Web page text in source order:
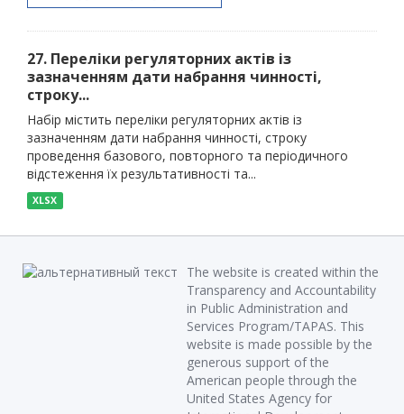
27. Переліки регуляторних актів із
зазначенням дати набрання чинності,
строку...
Набір містить переліки регуляторних актів із
зазначенням дати набрання чинності, строку
проведення базового, повторного та періодичного
відстеження їх результативності та...
XLSX
The website is created within the
Transparency and Accountability
in Public Administration and
Services Program/TAPAS. This
website is made possible by the
generous support of the
American people through the
United States Agency for